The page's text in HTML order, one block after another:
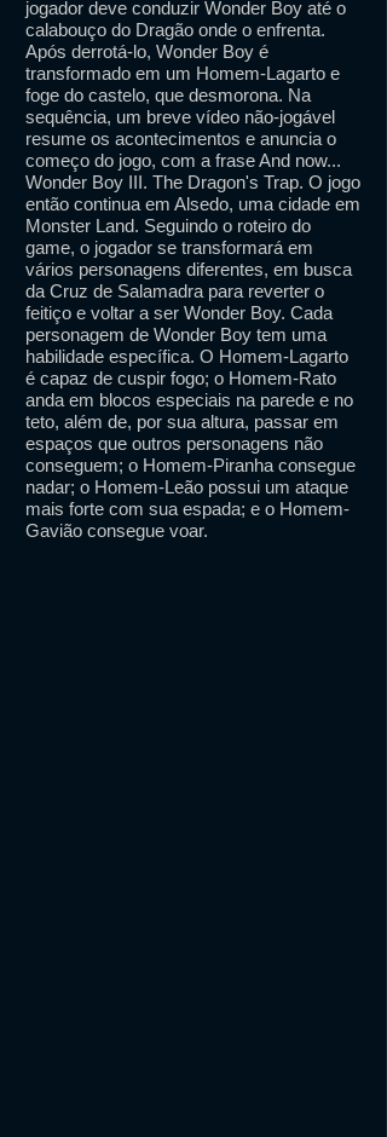
jogador deve conduzir Wonder Boy até o
calabouço do Dragão onde o enfrenta.
Após derrotá-lo, Wonder Boy é
transformado em um Homem-Lagarto e
foge do castelo, que desmorona. Na
sequência, um breve vídeo não-jogável
resume os acontecimentos e anuncia o
começo do jogo, com a frase And now...
Wonder Boy III. The Dragon's Trap. O jogo
então continua em Alsedo, uma cidade em
Monster Land. Seguindo o roteiro do
game, o jogador se transformará em
vários personagens diferentes, em busca
da Cruz de Salamadra para reverter o
feitiço e voltar a ser Wonder Boy. Cada
personagem de Wonder Boy tem uma
habilidade específica. O Homem-Lagarto
é capaz de cuspir fogo; o Homem-Rato
anda em blocos especiais na parede e no
teto, além de, por sua altura, passar em
espaços que outros personagens não
conseguem; o Homem-Piranha consegue
nadar; o Homem-Leão possui um ataque
mais forte com sua espada; e o Homem-
Gavião consegue voar.